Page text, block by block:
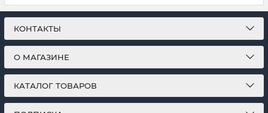
КОНТАКТЫ
О МАГАЗИНЕ
КАТАЛОГ ТОВАРОВ